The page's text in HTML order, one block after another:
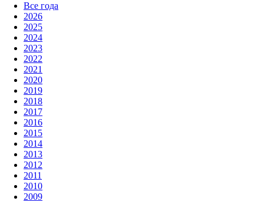
Все года
2026
2025
2024
2023
2022
2021
2020
2019
2018
2017
2016
2015
2014
2013
2012
2011
2010
2009